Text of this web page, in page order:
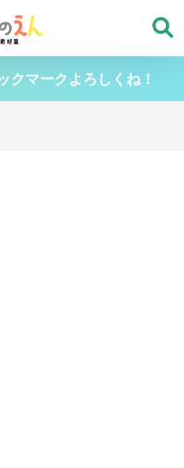
クマークよろしくね！